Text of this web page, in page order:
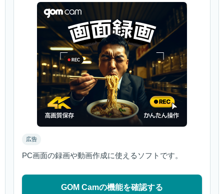
広告
PC画面の録画や動画作成に使えるソフトです。
GOM Camの機能を確認する